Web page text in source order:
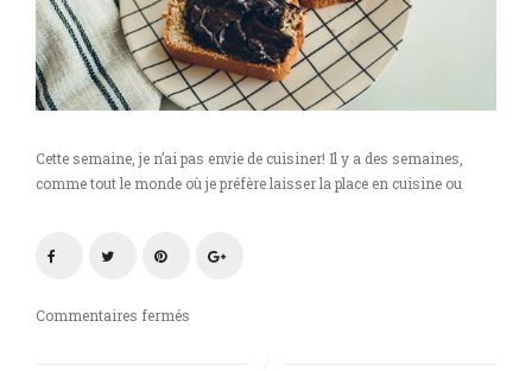
Cette semaine, je n’ai pas envie de cuisiner! Il y a des semaines,
comme tout le monde où je préfère laisser la place en cuisine ou
Commentaires fermés